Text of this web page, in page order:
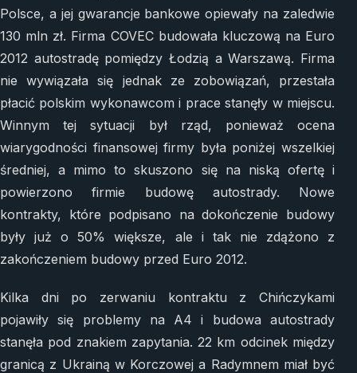
Polsce, a jej gwarancje bankowe opiewały na zaledwie
130 mln zł. Firma COVEC budowała kluczową na Euro
2012 autostradę pomiędzy Łodzią a Warszawą. Firma
nie wywiązała się jednak ze zobowiązań, przestała
płacić polskim wykonawcom i prace stanęły w miejscu.
Winnym tej sytuacji był rząd, ponieważ ocena
wiarygodności finansowej firmy była poniżej wszelkiej
średniej, a mimo to skuszono się na niską ofertę i
powierzono firmie budowę autostrady. Nowe
kontrakty, które podpisano na dokończenie budowy
były już o 50% większe, ale i tak nie zdążono z
zakończeniem budowy przed Euro 2012.
Kilka dni po zerwaniu kontraktu z Chińczykami
pojawiły się problemy na A4 i budowa autostrady
stanęła pod znakiem zapytania. 22 km odcinek między
granicą z Ukrainą w Korczowej a Radymnem miał być